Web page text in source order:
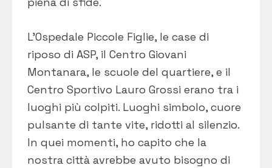
L’Ospedale Piccole Figlie, le case di
riposo di ASP, il Centro Giovani
Montanara, le scuole del quartiere, e il
Centro Sportivo Lauro Grossi erano tra i
luoghi più colpiti. Luoghi simbolo, cuore
pulsante di tante vite, ridotti al silenzio.
In quei momenti, ho capito che la
nostra città avrebbe avuto bisogno di